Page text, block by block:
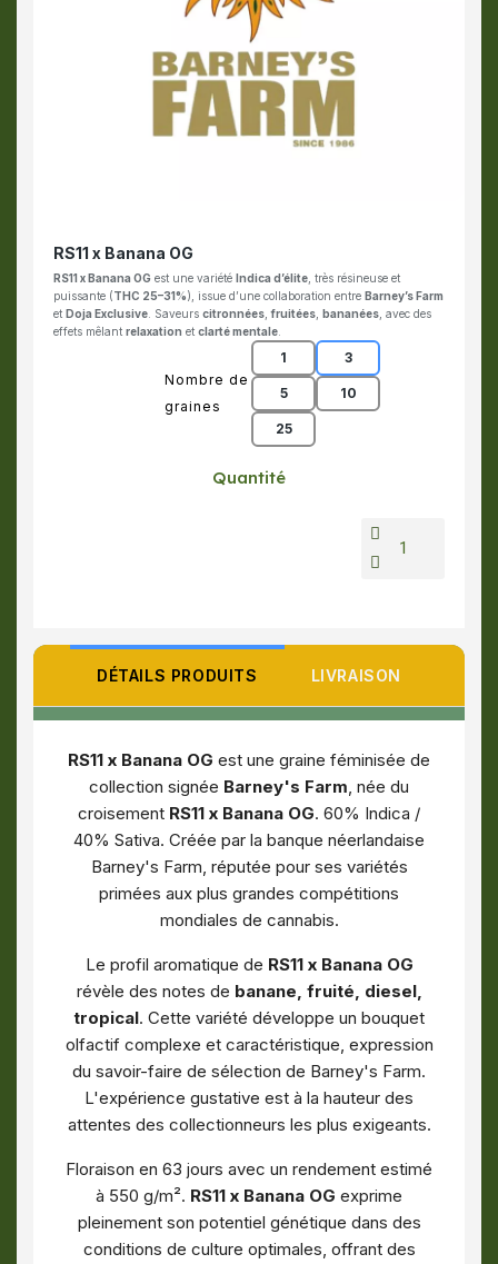
RS11 x Banana OG
RS11 x Banana OG est une variété Indica d’élite , très résineuse et
puissante (THC 25–31%), issue d’une collaboration entre Barney’s Farm
et Doja Exclusive . Saveurs citronnées ,fruitées bananées , avec des
effets mêlant relaxation et clarté mentale
Nombre de
graines
1 3
5 10
25
Quantité
DÉTAILS PRODUITS LIVRAISON
RS11 x Banana OG est une graine féminisée de
collection signée Barney's Farm, née du
croisement RS11 x Banana OG. 60% Indica /
40% Sativa. Créée par la banque néerlandaise
Barney's Farm, réputée pour ses variétés
primées aux plus grandes compétitions
mondiales de cannabis.
Le profil aromatique de RS11 x Banana OG
révèle des notes de banane, fruité, diesel,
tropical. Cette variété développe un bouquet
olfactif complexe et caractéristique, expression
du savoir-faire de sélection de Barney's Farm.
L'expérience gustative est à la hauteur des
attentes des collectionneurs les plus exigeants.
Floraison en 63 jours avec un rendement estimé
à 550 g/m². RS11 x Banana OG exprime
pleinement son potentiel génétique dans des
conditions de culture optimales, offrant des